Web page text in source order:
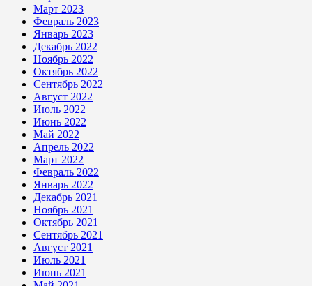
Март 2023
Февраль 2023
Январь 2023
Декабрь 2022
Ноябрь 2022
Октябрь 2022
Сентябрь 2022
Август 2022
Июль 2022
Июнь 2022
Май 2022
Апрель 2022
Март 2022
Февраль 2022
Январь 2022
Декабрь 2021
Ноябрь 2021
Октябрь 2021
Сентябрь 2021
Август 2021
Июль 2021
Июнь 2021